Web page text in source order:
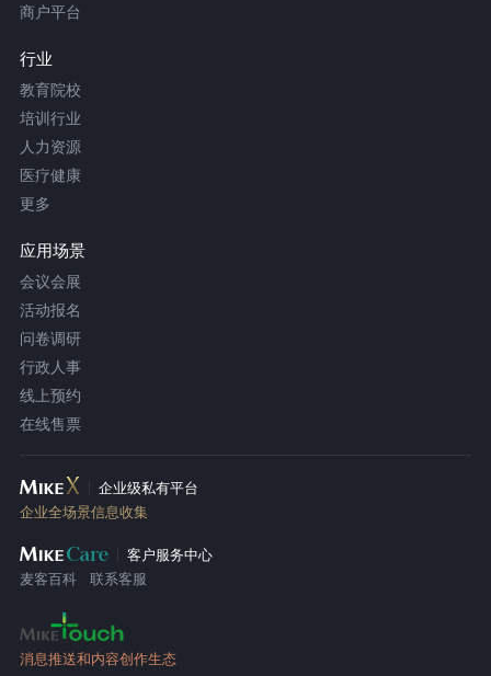
商户平台
行业
教育院校
培训行业
人力资源
医疗健康
更多
应用场景
会议会展
活动报名
问卷调研
行政人事
线上预约
在线售票
企业级私有平台
企业全场景信息收集
客户服务中心
麦客百科
联系客服
消息推送和内容创作生态